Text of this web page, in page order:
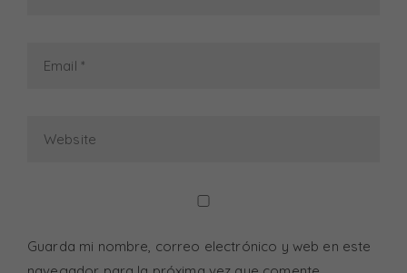
n
Guarda mi nombre, correo electrónico y web en este